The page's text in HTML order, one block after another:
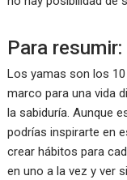
Para resumir:
Los yamas son los
marco para una vida
la sabiduría. Aunque
podrías inspirarte en
crear hábitos para
en uno a la vez y ver